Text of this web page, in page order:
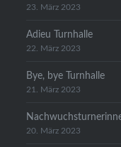
23. März 2023
Adieu Turnhalle
22. März 2023
Bye, bye Turnhalle
21. März 2023
20. März 2023